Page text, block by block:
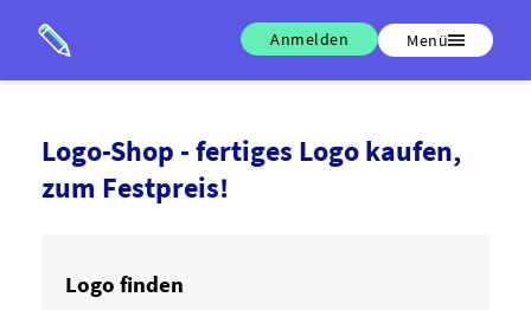
Anmelden Menü
Logo-Shop - fertiges Logo kaufen,
zum Festpreis!
Logo finden